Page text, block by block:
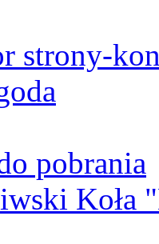
strony-
pobrania
Koła